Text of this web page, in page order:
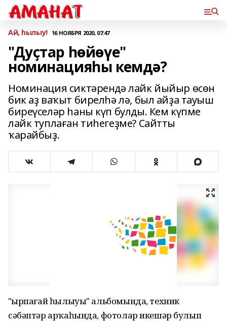
Ай, һылыу! 16 НОЯБРЯ 2020, 07:47
"Дуҫтар һөйөүе"
номинацияһы кемдә?
Номинация сиктәрендә лайк йыйыр өсөн
бик аҙ ваҡыт бирелһә лә, был айҙа тауыш
биреүселәр һаны күп булды. Кем күпме
лайк туплаған тиһегеҙме? Сайтты
ҡарайбыҙ.
"Ҡырпағай һылыуы" альбомында, техник
сәбәптәр арҡаһында, фотолар икешәр булып